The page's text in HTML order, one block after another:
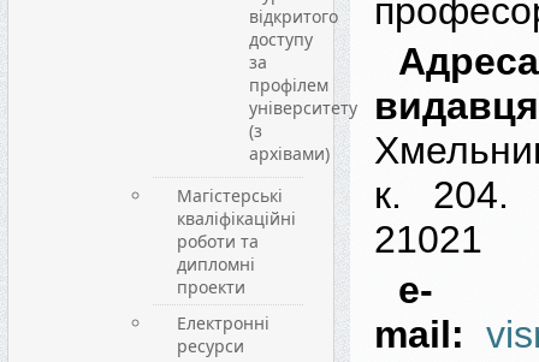
відкритого
доступу
за
профілем
університету
(з
архівами)
Магістерські
кваліфікаційні
роботи та
дипломні
проекти
Електронні
ресурси
к. 204.
21021
e-
mail: